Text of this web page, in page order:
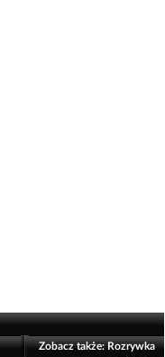
Zobacz także:Rozrywka